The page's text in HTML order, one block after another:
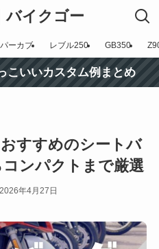
バイクゴー
ーカブ レブル250 GB350
こいいカスタム例まとめ
おすすめのシートバ
ンパクトまで厳選
2026年4月27日